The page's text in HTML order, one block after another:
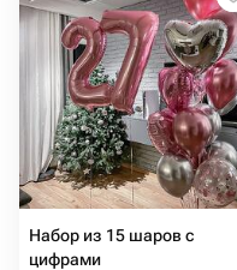
Набор из 15 шаров с
цифрами